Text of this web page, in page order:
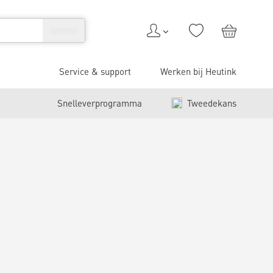
Service & support Werken bij Heutink
Snelleverprogramma Tweedekans